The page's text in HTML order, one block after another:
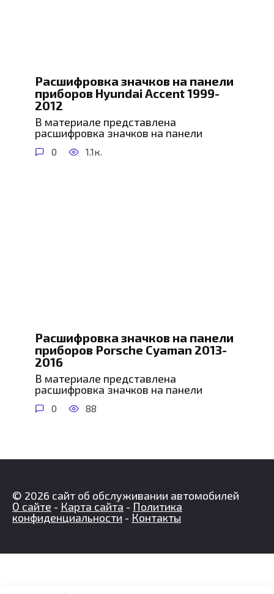
Расшифровка значков на панели
приборов Hyundai Accent 1999-
2012
В материале представлена
расшифровка значков на панели
0 1.1к.
Расшифровка значков на панели
приборов Porsche Cyaman 2013-
2016
В материале представлена
расшифровка значков на панели
0 88
© 2026 сайт об обслуживании автомобилей
О сайте - Карта сайта - Политика
конфиденциальности - Контакты